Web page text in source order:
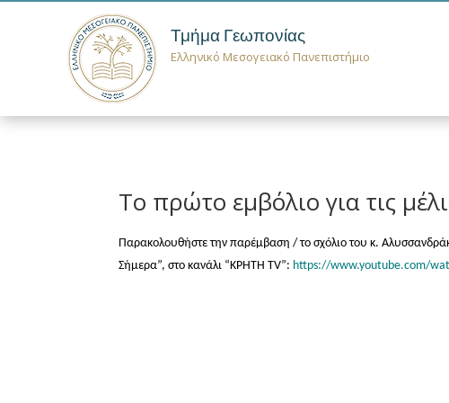
Τμήμα Γεωπονίας
Ελληνικό Μεσογειακό Πανεπιστήμιο
Το πρώτο εμβόλιο για τις
Παρακολουθήστε την παρέμβαση / το σχόλιο του κ.
Σήμερα”, στο κανάλι “ΚΡΗΤΗ TV”: https://www.youtube.com/